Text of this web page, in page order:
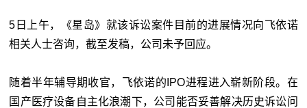
5日上午，《星岛》就该诉讼案件目前的进展情况向飞依诺
相关人士咨询，截至发稿，公司未予回应。
随着半年辅导期收官，飞依诺的IPO进程进入崭新阶段。在
国产医疗设备自主化浪潮下，公司能否妥善解决历史诉讼问